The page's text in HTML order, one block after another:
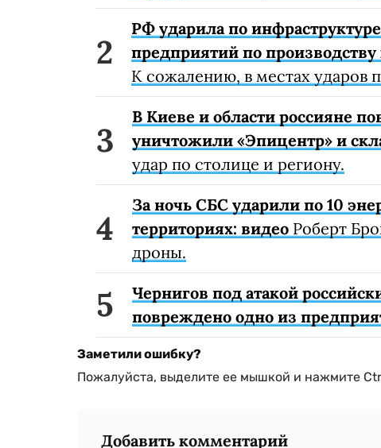
РФ ударила по
предприятий по
К сожалению, в местах ударов
В Киеве и области россияне
уничтожили «Эпицентр» и
удар по столице и региону.
За ночь СБС ударили по 10
территориях: видео Роберт
дроны.
Чернигов под атакой
повреждено одно из
Заметили ошибку?
Пожалуйста, выделите ее мышкой и нажмите
Добавить комментарий